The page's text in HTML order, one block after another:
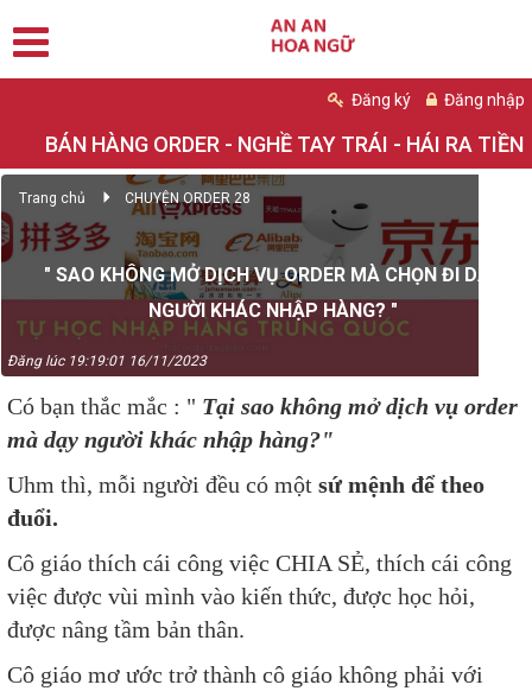
Đăng ký Đăng nhập
BÁN HÀNG ORDER - NGHỀ TAY TRÁI - HÁI RA TIỀN
Trang chủ CHUYỆN ORDER 28
" SAO KHÔNG MỞ DỊCH VỤ ORDER MÀ CHỌN ĐI DẠY
NGƯỜI KHÁC NHẬP HÀNG? "
Đăng lúc 19:19:01 16/11/2023
Có bạn thắc mắc : " Tại sao không mở dịch vụ order
mà dạy người khác nhập hàng?"
Uhm thì, mỗi người đều có một sứ mệnh để theo
đuổi.
Cô giáo thích cái công việc CHIA SẺ, thích cái công
việc được vùi mình vào kiến thức, được học hỏi,
được nâng tầm bản thân.
Cô giáo mơ ước trở thành cô giáo không phải với